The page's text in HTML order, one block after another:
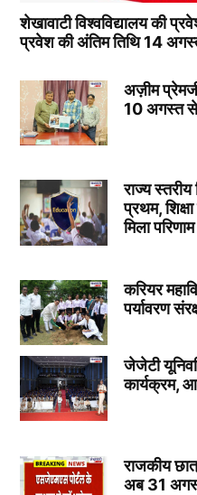
शेखावाटी विश्वविद्यालय की
प्रवेश की अंतिम तिथि 14
अज़ीम
10 अगस्त
राज्य
प्रथम,
मिला परिणाम
करियर
पर्यावरण
जेजेटी
कार्यक्रम,
राजकीय
अब 31